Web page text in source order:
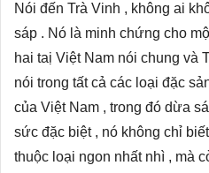
Nói đến Trà Vinh , không ai
sáp . Nó là minh chứng cho
hai taị Việt Nam nói chung và
nói trong tất cả các loại đặc
của Việt Nam , trong đó dừa
sức đặc biệt , nó không chỉ
thuộc loại ngon nhất nhì , mà